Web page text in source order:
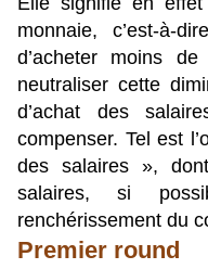
monnaie, c’est-à-
d’acheter moins
neutraliser cette
d’achat des
compenser. Tel est
des salaires »,
salaires, si
renchérissement du
Premier round